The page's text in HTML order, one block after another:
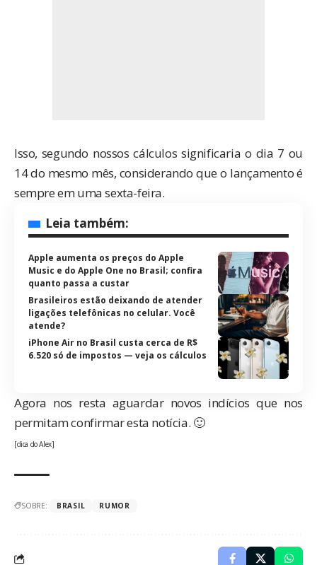
Isso, segundo nossos cálculos significaria o dia 7 ou
14 do mesmo mês, considerando que o lançamento é
sempre em uma sexta-feira.
Leia também:
Apple aumenta os preços do Apple
Music e do Apple One no Brasil; confira
quanto passa a custar
Brasileiros estão deixando de atender
ligações telefônicas no celular. Você
atende?
iPhone Air no Brasil custa cerca de R$
6.520 só de impostos — veja os cálculos
Agora nos resta aguardar novos indícios que nos
permitam confirmar esta notícia. 🙂
[dica do Alex]
SOBRE: BRASIL RUMOR